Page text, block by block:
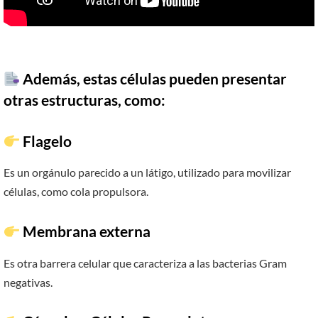
Además, estas células pueden presentar
otras estructuras, como:
Flagelo
Es un orgánulo parecido a un látigo, utilizado para movilizar
células, como cola propulsora.
Membrana externa
Es otra barrera celular que caracteriza a las bacterias Gram
negativas.